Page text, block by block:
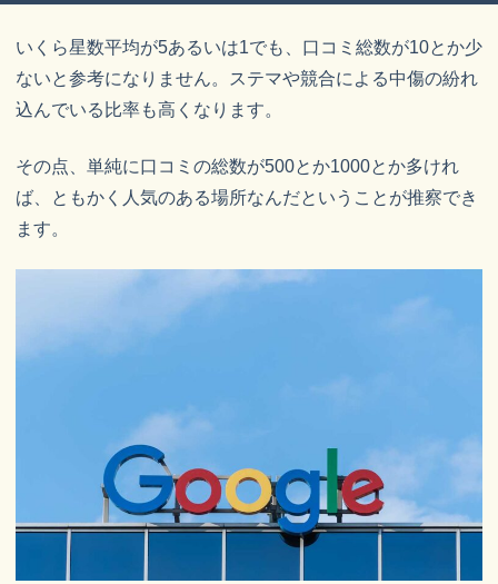
いくら星数平均が5あるいは1でも、口コミ総数が10とか少
ないと参考になりません。ステマや競合による中傷の紛れ
込んでいる比率も高くなります。
その点、単純に口コミの総数が500とか1000とか多けれ
ば、ともかく人気のある場所なんだということが推察でき
ます。